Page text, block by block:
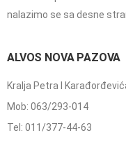
nalazimo se sa desne
ALVOS NOVA PAZOVA
Kralja Petra I
Mob: 063/293-014
Tel: 011/377-44-63